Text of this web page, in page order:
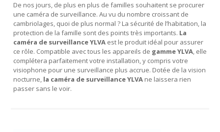
De nos jours, de plus en plus de familles souhaitent se procurer
une caméra de surveillance. Au vu du nombre croissant de
cambriolages, quoi de plus normal ? La sécurité de l’habitation, la
protection de la famille sont des points très importants. La
caméra de surveillance YLVA est le produit idéal pour assurer
ce rôle. Compatible avec tous les appareils de gamme YLVA, elle
complétera parfaitement votre installation, y compris votre
visiophone pour une surveillance plus accrue. Dotée de la vision
nocturne, la caméra de surveillance YLVA ne laissera rien
passer sans le voir.